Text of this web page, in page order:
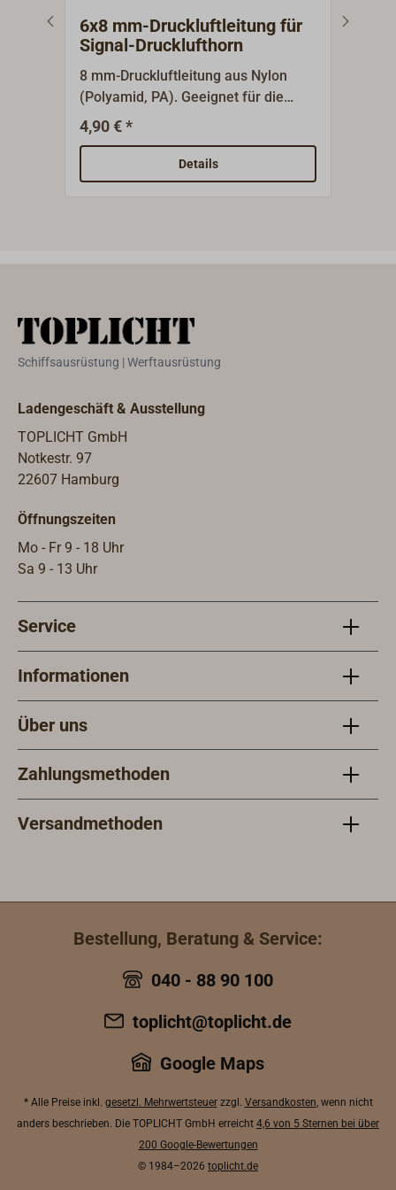
6x8 mm-Druckluftleitung für
Signal-Drucklufthorn
8 mm-Druckluftleitung aus Nylon
(Polyamid, PA). Geeignet für die
Verwendung an einem Signal-
Drucklufthorn oder andere Druckluft-
Anwendungen.Die Materialstärke
beträgt 1 mm, der
4,90 € *
Details
Schiffsausrüstung | Werftausrüstung
Ladengeschäft & Ausstellung
TOPLICHT GmbH
Notkestr. 97
22607 Hamburg
Öffnungszeiten
Mo - Fr 9 - 18 Uhr
Sa 9 - 13 Uhr
Service
Informationen
Über uns
Zahlungsmethoden
Versandmethoden
Bestellung, Beratung & Service:
040 - 88 90 100
toplicht@toplicht.de
Google Maps
* Alle Preise inkl. gesetzl. Mehrwertsteuerzzgl. Versandkosten, wenn nicht
anders beschrieben. Die TOPLICHT GmbH erreicht 4,6 von 5 Sternen bei über
200 Google-Bewertungen
© 1984–2026 toplicht.de